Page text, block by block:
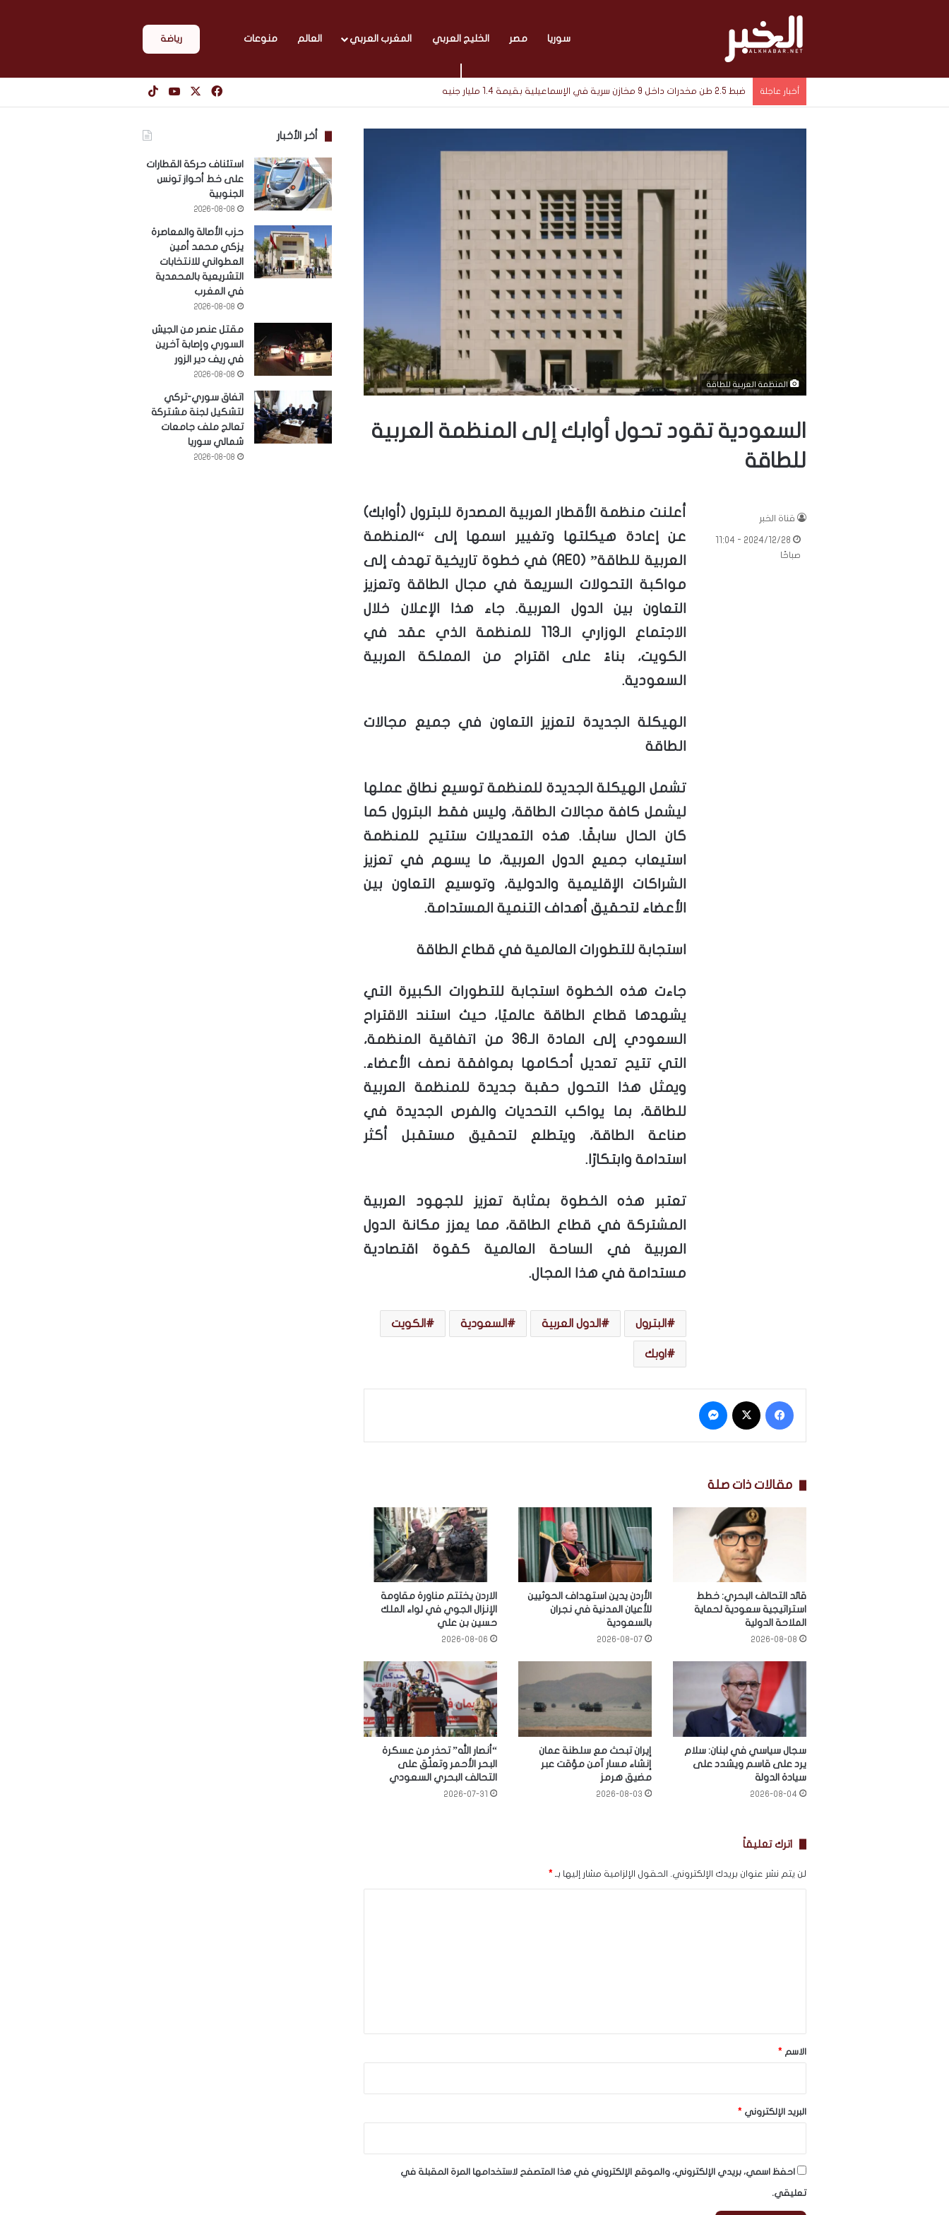
سوريا مصر الخليج العربي المغرب العربي العالم منوعات رياضة
أخبار عاجلة ضبط 2.5 طن مخدرات داخل 9 مخازن سرية في الإسماعيلية بقيمة 1.4 مليار جنيه فيسبوك‫YouTube
المنظمة العربية للطاقة
السعودية تقود تحول أوابك إلى المنظمة العربية
للطاقة
أعلنت منظمة الأقطار العربية المصدرة للبترول (أوابك)
عن إعادة هيكلتها وتغيير اسمها إلى “المنظمة
العربية للطاقة” (AEO) في خطوة تاريخية تهدف إلى
مواكبة التحولات السريعة في مجال الطاقة وتعزيز
التعاون بين الدول العربية. جاء هذا الإعلان خلال
الاجتماع الوزاري الـ113 للمنظمة الذي عقد في
الكويت، بناءً على اقتراح من المملكة العربية
السعودية.
الهيكلة الجديدة لتعزيز التعاون في جميع مجالات
الطاقة
تشمل الهيكلة الجديدة للمنظمة توسيع نطاق عملها
ليشمل كافة مجالات الطاقة، وليس فقط البترول كما
كان الحال سابقًا. هذه التعديلات ستتيح للمنظمة
استيعاب جميع الدول العربية، ما يسهم في تعزيز
الشراكات الإقليمية والدولية، وتوسيع التعاون بين
الأعضاء لتحقيق أهداف التنمية المستدامة.
استجابة للتطورات العالمية في قطاع الطاقة
جاءت هذه الخطوة استجابة للتطورات الكبيرة التي
يشهدها قطاع الطاقة عالميًا، حيث استند الاقتراح
السعودي إلى المادة الـ36 من اتفاقية المنظمة،
التي تتيح تعديل أحكامها بموافقة نصف الأعضاء.
ويمثل هذا التحول حقبة جديدة للمنظمة العربية
للطاقة، بما يواكب التحديات والفرص الجديدة في
صناعة الطاقة، ويتطلع لتحقيق مستقبل أكثر
استدامة وابتكارًا.
تعتبر هذه الخطوة بمثابة تعزيز للجهود العربية
المشتركة في قطاع الطاقة، مما يعزز مكانة الدول
العربية في الساحة العالمية كقوة اقتصادية
مستدامة في هذا المجال.
البترول الدول العربية السعودية الكويت
اوبك
قناة الخبر
2024/12/28 - 11:04
صباحًا
فيسبوك
مقالات ذات صلة
قائد التحالف البحري: خطط
استراتيجية سعودية لحماية
الملاحة الدولية
2026-08-08
الأردن يدين استهداف الحوثيين
للأعيان المدنية في نجران
بالسعودية
2026-08-07
الاردن يختتم مناورة مقاومة
الإنزال الجوي في لواء الملك
حسين بن علي
2026-08-06
سجال سياسي في لبنان: سلام
يرد على قاسم ويشدد على
سيادة الدولة
2026-08-04
إيران تبحث مع سلطنة عمان
إنشاء مسار آمن مؤقت عبر
مضيق هرمز
2026-08-03
“أنصار الله” تحذر من عسكرة
البحر الأحمر وتعلّق على
التحالف البحري السعودي
2026-07-31
اترك تعليقاً
لن يتم نشر عنوان بريدك الإلكتروني. الحقول الإلزامية مشار إليها بـ *
*
الاسم *
البريد الإلكتروني *
احفظ اسمي، بريدي الإلكتروني، والموقع الإلكتروني في هذا المتصفح لاستخدامها المرة المقبلة في
تعليقي.
أخر الأخبار
استئناف حركة القطارات
على خط أحواز تونس
الجنوبية
2026-08-08
حزب الأصالة والمعاصرة
يزكي محمد أمين
العطواني للانتخابات
التشريعية بالمحمدية
في المغرب
2026-08-08
مقتل عنصر من الجيش
السوري وإصابة آخرين
في ريف دير الزور
2026-08-08
اتفاق سوري-تركي
لتشكيل لجنة مشتركة
تعالج ملف جامعات
شمالي سوريا
2026-08-08